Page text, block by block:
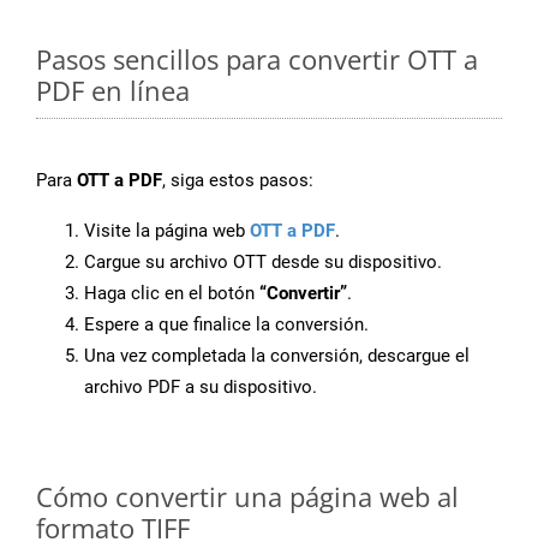
Pasos sencillos para convertir OTT a
PDF en línea
Para OTT a PDF, siga estos pasos:
Visite la página web OTT a PDF.
Cargue su archivo OTT desde su dispositivo.
Haga clic en el botón “Convertir”.
Espere a que finalice la conversión.
Una vez completada la conversión, descargue el
archivo PDF a su dispositivo.
Cómo convertir una página web al
formato TIFF